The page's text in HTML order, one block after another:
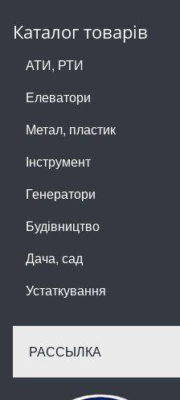
Каталог товарів
АТИ, РТИ
Елеватори
Метал, пластик
Інструмент
Генератори
Будівництво
Дача, сад
Устаткування
РАССЫЛКА